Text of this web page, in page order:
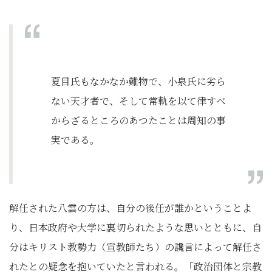
夏目氏もなかなか難物で、小泉氏に劣ら
ない天才者で、そして常軌を以て律すべ
からざるところのあつたことは周知の事
実である。
解任された八雲の方は、自分の後任が誰かということよ
り、日本政府や大学に裏切られたような思いとともに、自
分はキリスト教勢力（宣教師たち）の讒言によって解任さ
れたとの疑念を抱いていたと言われる。「政治団体と宗教